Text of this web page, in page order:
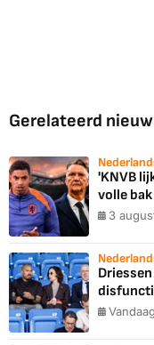
Gerelateerd
'KNVB
volle
3